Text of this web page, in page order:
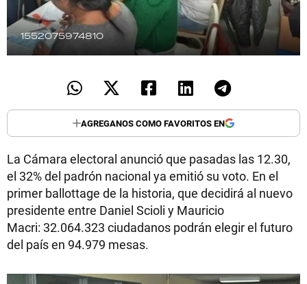
1552075974810
AGREGANOS COMO FAVORITOS EN
La Cámara electoral anunció que pasadas las 12.30,
el 32% del padrón nacional ya emitió su voto. En el
primer ballottage de la historia, que decidirá al nuevo
presidente entre Daniel Scioli y Mauricio
Macri: 32.064.323 ciudadanos podrán elegir el futuro
del país en 94.979 mesas.